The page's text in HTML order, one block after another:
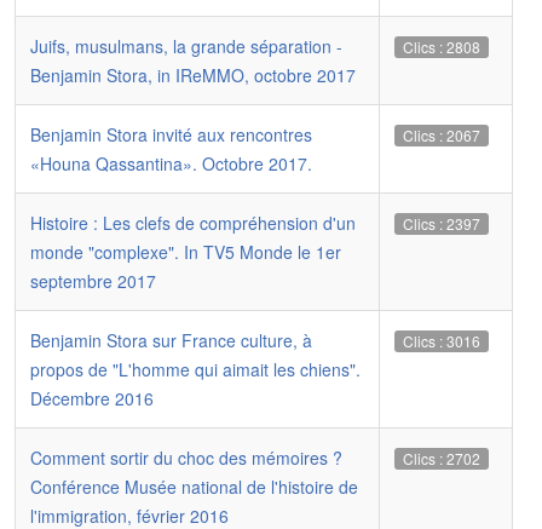
Juifs, musulmans, la grande séparation -
Benjamin Stora, in IReMMO, octobre 2017
Clics : 2808
Benjamin Stora invité aux rencontres
«Houna Qassantina». Octobre 2017.
Clics : 2067
Histoire : Les clefs de compréhension d'un
monde "complexe". In TV5 Monde le 1er
septembre 2017
Clics : 2397
Benjamin Stora sur France culture, à
propos de "L'homme qui aimait les chiens".
Décembre 2016
Clics : 3016
Comment sortir du choc des mémoires ?
Conférence Musée national de l'histoire de
l'immigration, février 2016
Clics : 2702